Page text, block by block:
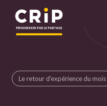
Le retour d'expérience du mois